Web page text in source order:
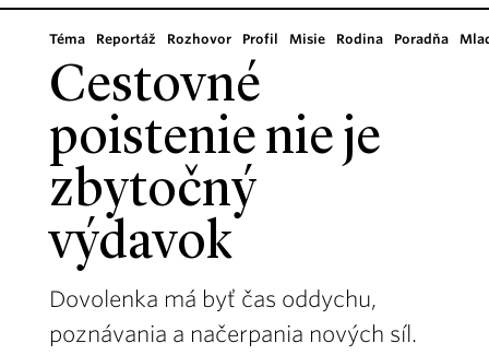
Téma Reportáž Rozhovor Profil Misie Rodina Poradňa
Cestovné
poistenie nie je
zbytočný
výdavok
Dovolenka má byť čas oddychu,
poznávania a načerpania nových síl.